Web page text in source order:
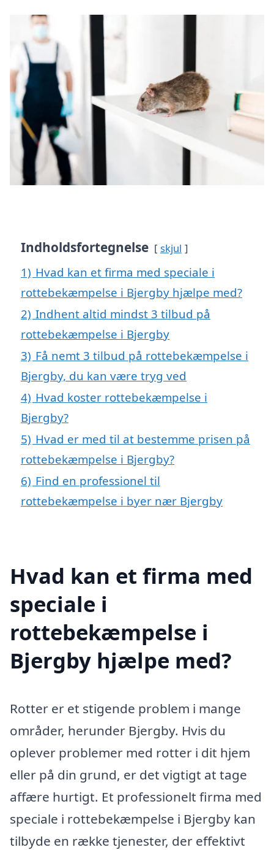
Indholdsfortegnelse skjul
1) Hvad kan et firma med speciale i
rottebekæmpelse i Bjergby hjælpe med?
2) Indhent altid mindst 3 tilbud på
rottebekæmpelse i Bjergby
3) Få nemt 3 tilbud på rottebekæmpelse i
Bjergby, du kan være tryg ved
4) Hvad koster rottebekæmpelse i
Bjergby?
5) Hvad er med til at bestemme prisen på
rottebekæmpelse i Bjergby?
6) Find en professionel til
rottebekæmpelse i byer nær Bjergby
Hvad kan et firma med
speciale i
rottebekæmpelse i
Bjergby hjælpe med?
Rotter er et stigende problem i mange
områder, herunder Bjergby. Hvis du
oplever problemer med rotter i dit hjem
eller på din grund, er det vigtigt at tage
affære hurtigt. Et professionelt firma med
speciale i rottebekæmpelse i Bjergby kan
tilbyde en række tjenester, der effektivt